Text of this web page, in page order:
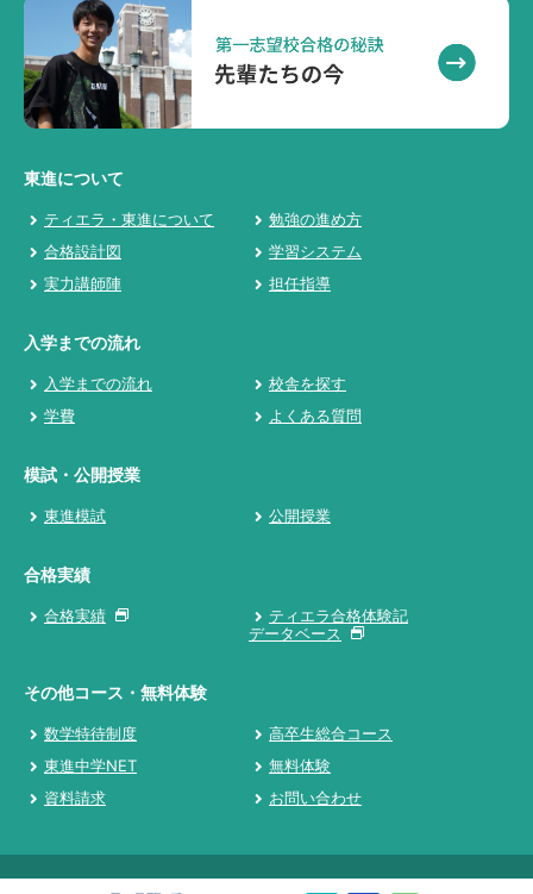
東進について
ティエラ・東進について
勉強の進め方
合格設計図
学習システム
実力講師陣
担任指導
入学までの流れ
入学までの流れ
校舎を探す
学費
よくある質問
模試・公開授業
東進模試 公開授業
合格実績
合格実績
ティエラ合格体験記
データベース
その他コース・無料体験
数学特待制度
高卒生総合コース
東進中学NET
無料体験
資料請求
お問い合わせ